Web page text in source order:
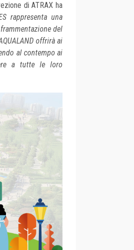
di ATRAX ha
rappresenta una
del
offrirà ai
al contempo ai
a tutte le loro